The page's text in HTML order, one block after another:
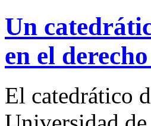
Un
en el
El catedrático